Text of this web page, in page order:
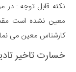
نکته قابل توجه:در
معین نشده است
کارشناس معین می
خسارت تاخیر